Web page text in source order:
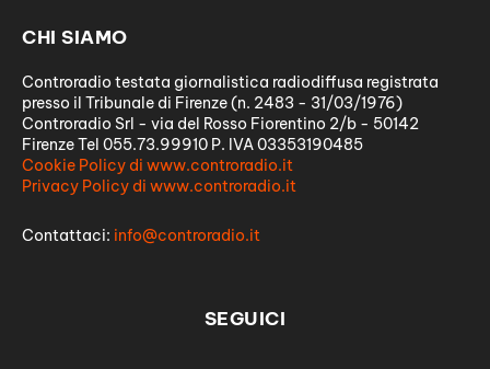
CHI SIAMO
Controradio testata giornalistica radiodiffusa registrata
presso il Tribunale di Firenze (n. 2483 - 31/03/1976)
Controradio Srl - via del Rosso Fiorentino 2/b - 50142
Firenze Tel 055.73.99910 P. IVA 03353190485
Cookie Policy di www.controradio.it
Privacy Policy di www.controradio.it
Contattaci: info@controradio.it
SEGUICI